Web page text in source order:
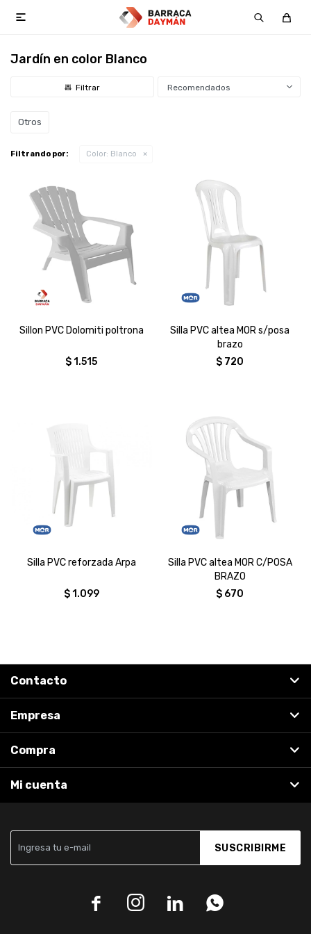

Jardín en color Blanco
Recomendados
Otros
Filtrando por: Color: Blanco
Sillon PVC Dolomiti poltrona
$1.515
Silla PVC altea MOR s/posa
brazo
$ 720
Silla PVC reforzada Arpa
$ 1.099
Silla PVC altea MOR C/POSA
BRAZO
$ 670
SUSCRIBIRME
   
Contacto
Empresa
Compra
Mi cuenta